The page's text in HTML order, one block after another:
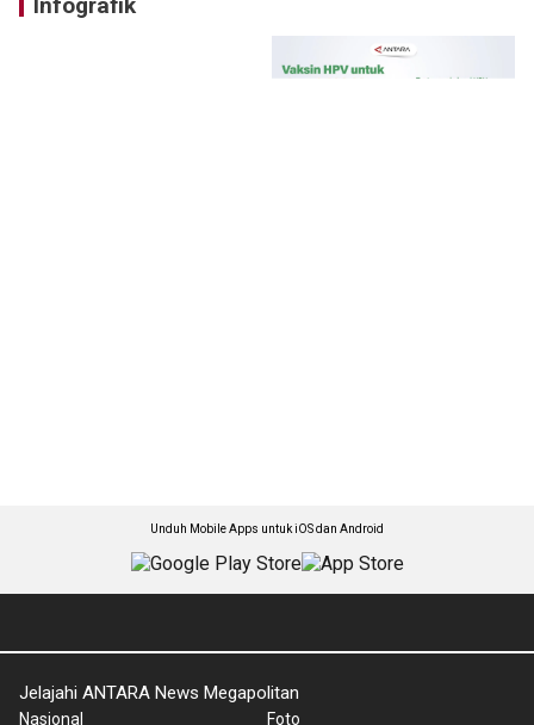
Infografik
Unduh Mobile Apps untuk iOS dan Android
Jelajahi ANTARA News Megapolitan
Nasional Foto